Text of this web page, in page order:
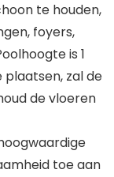
te houden,
foyers,
is 1
zal de
de vloeren
toe aan